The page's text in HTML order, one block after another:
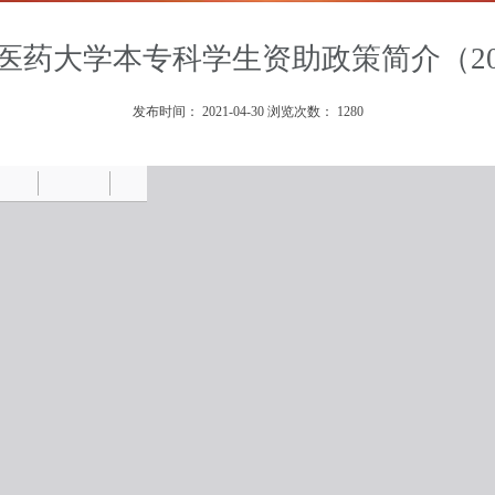
药大学本专科学生资助政策简介（
发布时间： 2021-04-30 浏览次数： 1280